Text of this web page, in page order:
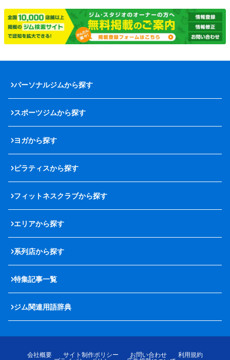
パーソナルジムから探す
スポーツジムから探す
ヨガから探す
ピラティスから探す
フィットネスクラブから探す
エリアから探す
系列店から探す
特集記事一覧
ジム関連用語辞典
会社概要 サイト制作ポリシー お問い合わせ
利用規約